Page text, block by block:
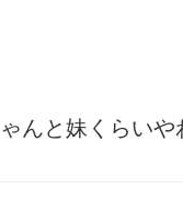
んと妹くらいや